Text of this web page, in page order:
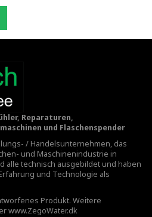
Reparaturen,
und Flaschenspender
/ Handelsunternehmen, das
und Maschinenindustrie in
alle technisch ausgebildet und haben
und Technologie als
Produkt. Weitere
www.ZegoWater.dk